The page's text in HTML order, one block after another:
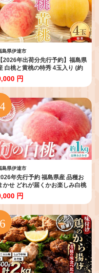
島県伊達市
【2026年出荷分先行予約】福島県
白桃と黄桃の特秀 4玉入り (約
株式会社エールアップ 特
秀 伊達の桃 桃 フルーツ 果物 もも
モ momo F21C-080
円
島県伊達市
年先行予約 福島県産 品種お
かせ どれが届くかお楽しみ白桃
1kg 旬の桃 数量限定 期間限定
もも モモ 果物 くだもの フルー
F20C-946
円